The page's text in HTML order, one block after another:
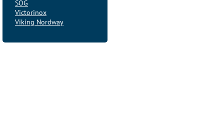
SOG
Victorinox
Viking Nordway